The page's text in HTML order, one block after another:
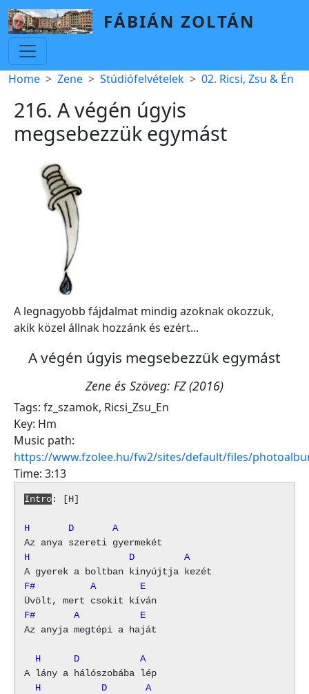
Skip to main content
FÁBIÁN ZOLTÁN
Breadcrumb
Home Zene Stúdiófelvételek 02. Ricsi, Zsu & Én
216. A végén úgyis
megsebezzük egymást
A legnagyobb fájdalmat mindig azoknak okozzuk,
akik közel állnak hozzánk és ezért...
A végén úgyis megsebezzük egymást
Zene és Szöveg: FZ (2016)
Tags: fz_szamok, Ricsi_Zsu_En
Key: Hm
Music path:
https://www.fzolee.hu/fw2/sites/default/files/
Time: 3:13
Intro: [H]
H       D       A
H                  D         A
F#          A        E
F#       A           E
Az anyja megtépi a haját
  H      D           A
  H           D       A